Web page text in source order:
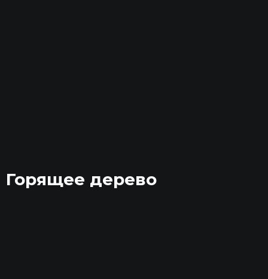
Горящее дерево